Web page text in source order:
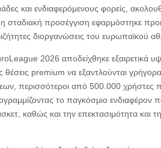
και ενδιαφερόμενους φορείς,
προσέγγιση εφαρμόστηκε
διοργανώσεις του ευρωπαϊκού
2026 αποδείχθηκε εξαιρετικά
θέσεις premium να εξαντλούνται
περισσότεροι από 500.000
το παγκόσμιο ενδιαφέρον
καθώς και την επεκτασιμότητα και